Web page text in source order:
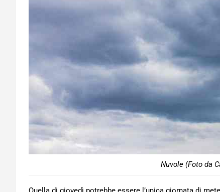
Nuvole (Foto da